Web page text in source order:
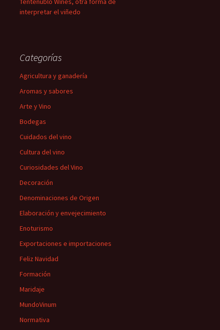
interpretar el viñedo
Categorías
Agricultura y ganadería
Aromas y sabores
Arte y Vino
Bodegas
Cuidados del vino
Cultura del vino
Curiosidades del Vino
Decoración
Denominaciones de Origen
Elaboración y envejecimiento
Enoturismo
Exportaciones e importaciones
Feliz Navidad
Formación
Maridaje
MundoVinum
Normativa